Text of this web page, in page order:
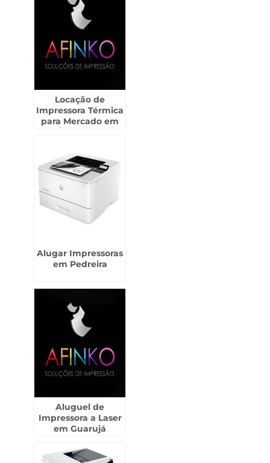
Locação de
Impressora Térmica
para Mercado em
Alugar Impressoras
em Pedreira
Aluguel de
Impressora a Laser
em Guarujá